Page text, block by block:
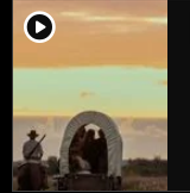
player2